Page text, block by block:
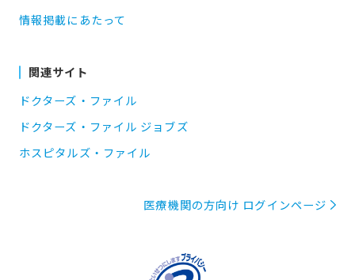
情報掲載にあたって
関連サイト
ドクターズ・ファイル
ドクターズ・ファイル ジョブズ
ホスピタルズ・ファイル
医療機関の方向け ログインページ